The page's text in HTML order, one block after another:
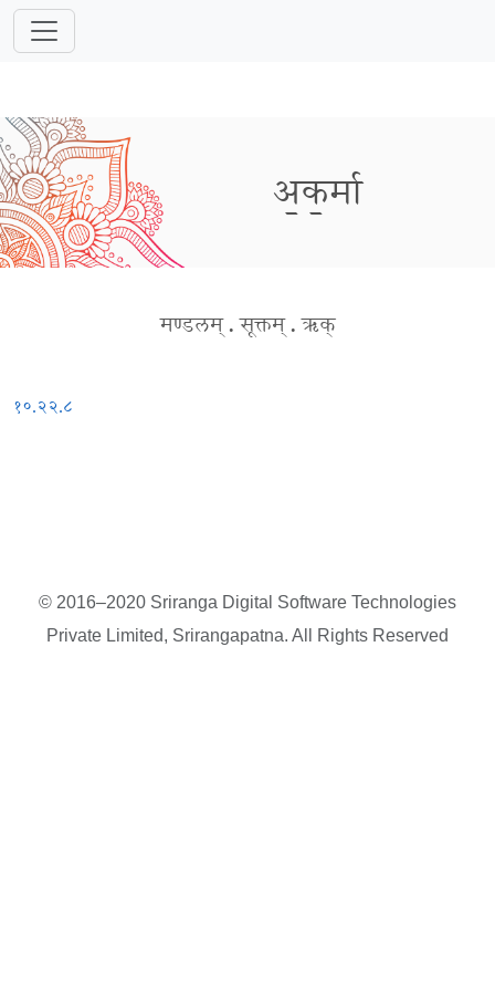
अ॒क॒र्मा
मण्डलम् . सूक्तम् . ऋक्
१०.२२.८
© 2016–2020 Sriranga Digital Software Technologies
Private Limited, Srirangapatna. All Rights Reserved